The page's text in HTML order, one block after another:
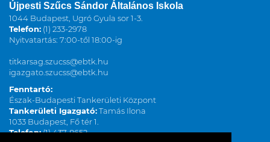
Újpesti Szűcs Sándor Általános Iskola
1044 Budapest, Ugró Gyula sor 1-3.
Telefon: (1) 233-2978
Nyitvatartás: 7:00-től 18:00-ig
titkarsag.szucss@ebtk.hu
igazgato.szucss@ebtk.hu
Fenntartó:
Észak-Budapesti Tankerületi Központ
Tankerületi Igazgató:Tamás Ilona
1033 Budapest, Fő tér 1.
Telefon:(1) 437-8652